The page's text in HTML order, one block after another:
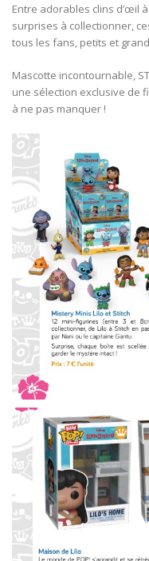
Entre adorables clins d’œil
surprises à collectionner,
tous les fans, petits et
Mascotte incontournable,
une sélection exclusive de
à ne pas manquer !